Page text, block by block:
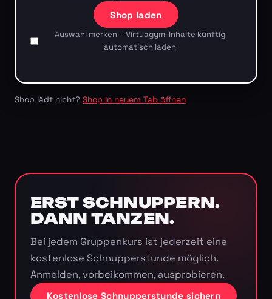
Shop laden
Auswahl merken – Virtuagym-Inhalte künftig
automatisch laden
Shop lädt nicht? Shop in neuem Tab öffnen
ERST SCHNUPPERN.
DANN TANZEN.
Bei jedem Gruppenkurs ist jederzeit eine
kostenlose Schnupperstunde möglich.
Anmelden, vorbeikommen, ausprobieren.
Kostenlose Schnupperstunde sichern